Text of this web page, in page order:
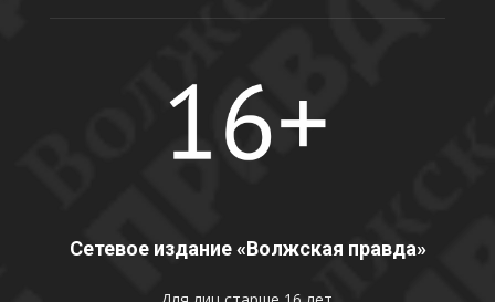
Сетевое издание «Волжская правда»